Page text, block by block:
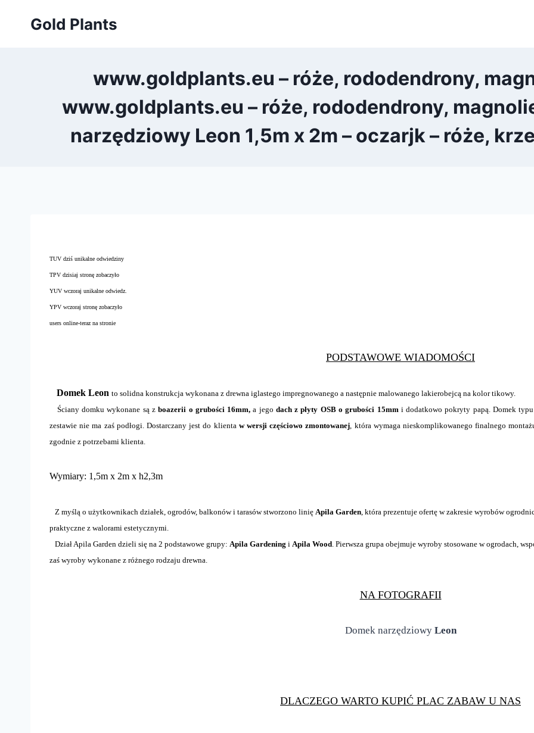
Gold Plants
www.goldplants.eu – róże, rododendrony,
www.goldplants.eu – róże, rododendrony,
narzędziowy Leon 1,5m x 2m – oczarjk – róże,
TUV dziś unikalne odwiedziny
TPV dzisiaj stronę zobaczyło
YUV wczoraj unikalne odwiedz.
YPV wczoraj stronę zobaczyło
users online-teraz na stronie
PODSTAWOWE WIADOMOŚCI
Domek Leon to solidna konstrukcja wykonana z drewna iglastego impregnowanego a następnie malowanego lakierobejcą na kolor tikowy.
Ściany domku wykonane są zboazerii o grubości 16mm, a jego dach z płyty OSB o grubości 15mmi dodatkowo pokryty papą. Domek
zestawie nie ma zaś podłogi. Dostarczany jest do klienta w wersji częściowo zmontowanej, która wymaga nieskomplikowanego finalnego
zgodnie z potrzebami klienta.
Wymiary: 1,5m x 2m x h2,3m
Z myślą o użytkownikach działek, ogrodów, balkonów i tarasów stworzono linię Apila Garden, która prezentuje ofertę w zakresie wyrobów
praktyczne z walorami estetycznymi.
Dział Apila Garden dzieli się na 2 podstawowe grupy: Apila Gardening i Apila Wood. Pierwsza grupa obejmuje wyroby stosowane w ogrodach,
zaś wyroby wykonane z różnego rodzaju drewna.
NA FOTOGRAFII
Domek narzędziowy Leon
DLACZEGO WARTO KUPIĆ PLAC ZABAW U NAS